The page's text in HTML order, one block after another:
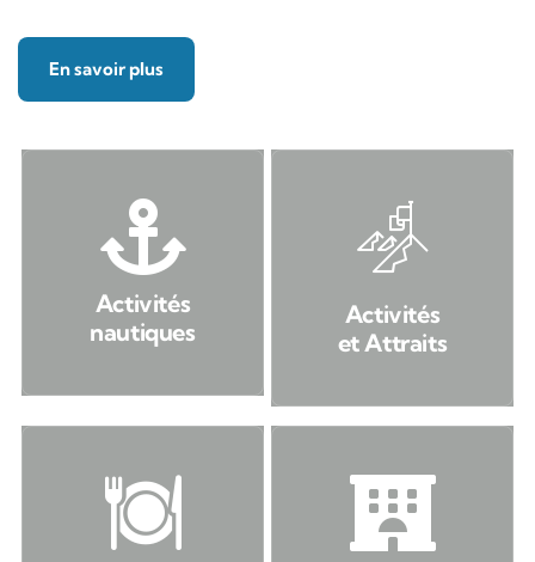
En savoir plus
Activités
nautiques
Activités
et Attraits